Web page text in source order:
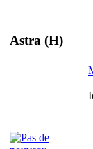
Astra (H)